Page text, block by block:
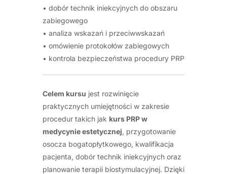
• dobór technik iniekcyjnych do obszaru
zabiegowego
• analiza wskazań i przeciwwskazań
• omówienie protokołów zabiegowych
• kontrola bezpieczeństwa procedury PRP
Celem kursu jest rozwinięcie
praktycznych umiejętności w zakresie
procedur takich jak kurs PRP w
medycynie estetycznej, przygotowanie
osocza bogatopłytkowego, kwalifikacja
pacjenta, dobór technik iniekcyjnych oraz
planowanie terapii biostymulacyjnej. Dzięki